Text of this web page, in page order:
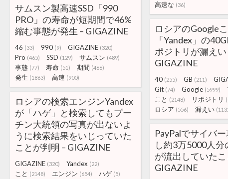
高速な (36)
サムスン製高速SSD「990
PRO」の寿命が短期間で46%
縮む事態が発生 – GIGAZINE
46 (33) 990 (9) GIGAZINE (320)
Pro (465) SSD (129) サムスン (489)
事態 (77) 寿命 (51) 期間 (466)
発生 (1863) 高速 (900)
ロシアのGoogle
「Yandex」の
ポジトリが漏えい
GIGAZINE
40 (255) GB (211)
Git (74) Google (5999)
こと (2148) リポジトリ
ロシア (556) 漏えい
ロシアの検索エンジンYandex
が「ハゲ」と検索してもプー
チン大統領の写真が出ないよ
うに検索結果をいじっていた
ことが判明 – GIGAZINE
GIGAZINE (320) Yandex (22)
こと (2148) エンジン (654) ハゲ (5)
PayPalでサイバ
し約3万5000人分
が流出していた
GIGAZINE